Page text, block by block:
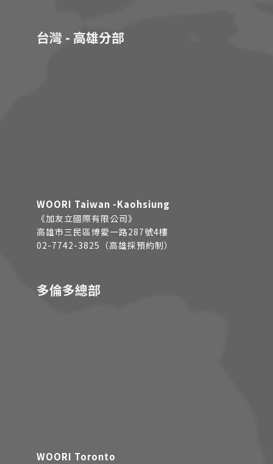
台灣 - 高雄分部
WOORI Taiwan -Kaohsiung
《加友立國際有限公司》
高雄市三民區博愛一路287號4樓
02-7742-3825（高雄採預約制）
多倫多總部
WOORI Toronto